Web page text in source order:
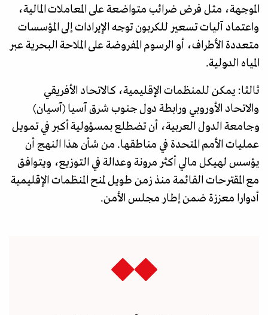
الموجهة، مثل فرض ضرائب متواضعة على المعاملات المالية،
واعتماد آليات تسعير للكربون توجه الإيرادات إلى المؤسسات
متعددة الأطراف، أو الرسوم المفروضة على الملاحة البحرية عبر
المياه الدولية.
ثالثا: يمكن للمنظمات الإقليمية، كالاتحاد الأفريقي
والاتحاد الأوروبي ورابطة دول جنوب شرق آسيا (آسيان)
وجامعة الدول العربية، أن تضطلع بمسؤولية أكبر في تمويل
عمليات الأمم المتحدة في مناطقها. من شأن هذا النهج أن
يؤسس لهيكل مالي أكثر مرونة وعدالة في التوزيع، ويتوافق
مع المقترحات القائمة منذ زمن طويل لمنح المنظمات الإقليمية
أدوارا معززة ضمن إطار مجلس الأمن.